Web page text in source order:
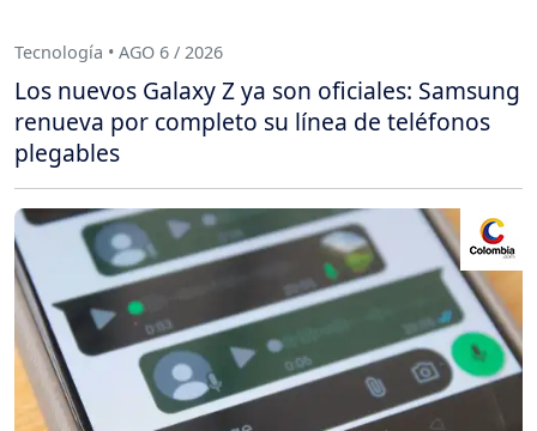
Tecnología • AGO 6 / 2026
Los nuevos Galaxy Z ya son oficiales: Samsung
renueva por completo su línea de teléfonos
plegables